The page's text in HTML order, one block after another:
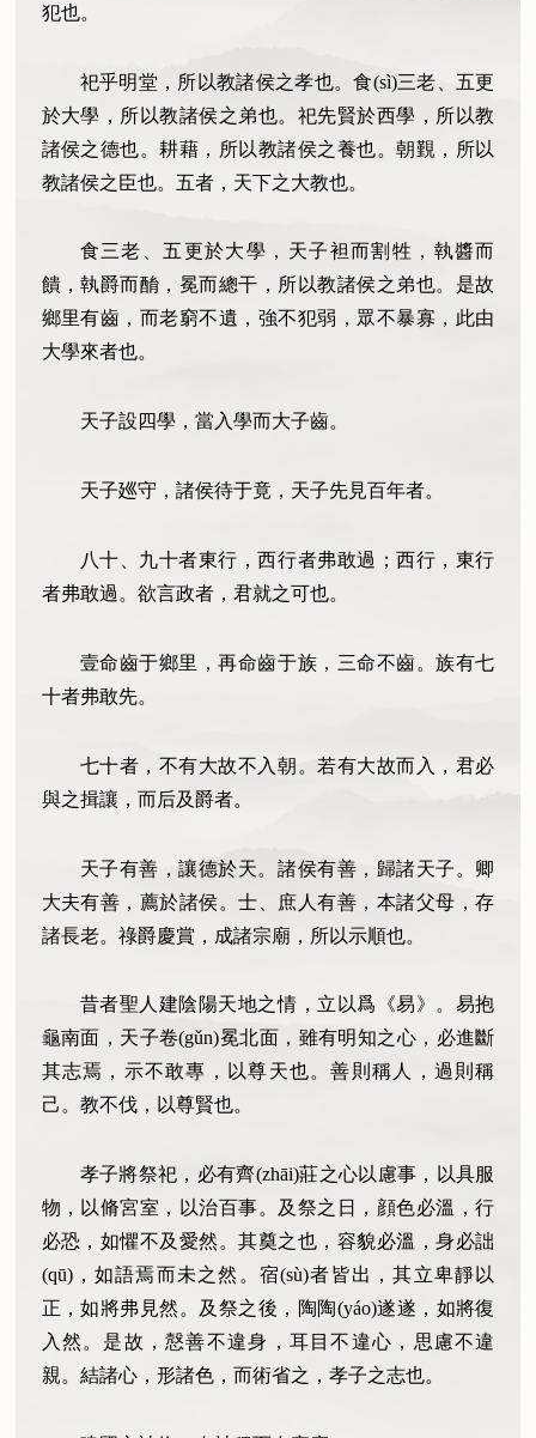
犯也。
祀乎明堂，所以教諸侯之孝也。食(sì)三老、五更
於大學，所以教諸侯之弟也。祀先賢於西學，所以教
諸侯之德也。耕藉，所以教諸侯之養也。朝覲，所以
教諸侯之臣也。五者，天下之大教也。
食三老、五更於大學，天子袒而割牲，執醬而
饋，執爵而酳，冕而總干，所以教諸侯之弟也。是故
鄉里有齒，而老窮不遺，強不犯弱，眾不暴寡，此由
大學來者也。
天子設四學，當入學而大子齒。
天子廵守，諸侯待于竟，天子先見百年者。
八十、九十者東行，西行者弗敢過；西行，東行
者弗敢過。欲言政者，君就之可也。
壹命齒于鄉里，再命齒于族，三命不齒。族有七
十者弗敢先。
七十者，不有大故不入朝。若有大故而入，君必
與之揖讓，而后及爵者。
天子有善，讓德於天。諸侯有善，歸諸天子。卿
大夫有善，薦於諸侯。士、庶人有善，本諸父母，存
諸長老。祿爵慶賞，成諸宗廟，所以示順也。
昔者聖人建陰陽天地之情，立以爲《易》。易抱
龜南面，天子卷(gǔn)冕北面，雖有明知之心，必進斷
其志焉，示不敢專，以尊天也。善則稱人，過則稱
己。教不伐，以尊賢也。
孝子將祭祀，必有齊(zhāi)莊之心以慮事，以具服
物，以脩宮室，以治百事。及祭之日，顔色必溫，行
必恐，如懼不及愛然。其奠之也，容貌必溫，身必詘
(qū)，如語焉而未之然。宿(sù)者皆出，其立卑靜以
正，如將弗見然。及祭之後，陶陶(yáo)遂遂，如將復
入然。是故，慤善不違身，耳目不違心，思慮不違
親。結諸心，形諸色，而術省之，孝子之志也。